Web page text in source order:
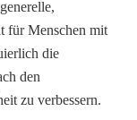
für Menschen mit
die
den
zu verbessern.